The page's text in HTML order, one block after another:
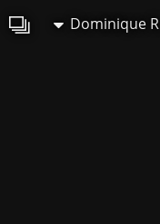
Dominique Roy